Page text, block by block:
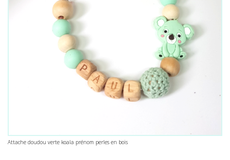
Attache doudou verte koala prénom perles en bois